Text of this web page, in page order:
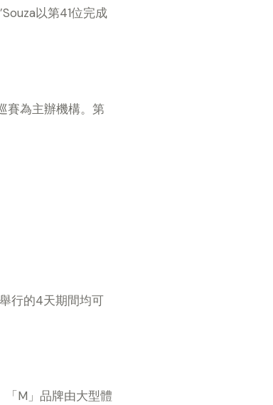
以第41位完成
賽為主辦機構。第
行的4天期間均可
「M」品牌由大型體